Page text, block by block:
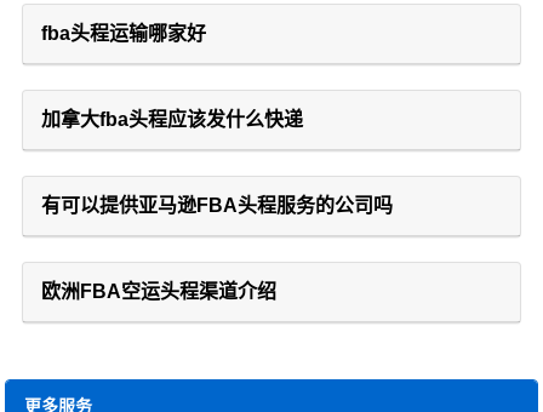
fba头程运输哪家好
加拿大fba头程应该发什么快递
有可以提供亚马逊FBA头程服务的公司吗
欧洲FBA空运头程渠道介绍
更多服务